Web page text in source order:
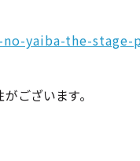
yaiba-the-stage-
ございます。